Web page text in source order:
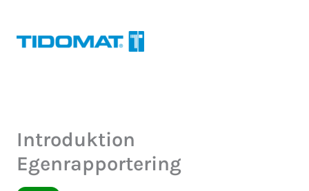
innehåll
Introduktion
Egenrapportering